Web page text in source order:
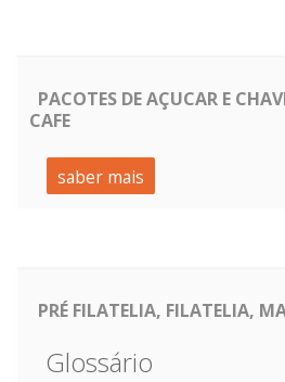
PACOTES DE AÇUCAR E
CAFE
saber mais
PRÉ FILATELIA, FILATELIA,
Glossário